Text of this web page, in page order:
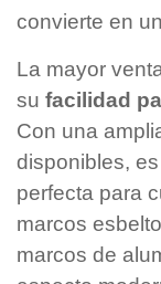
convierte en
La mayor
su facilidad
Con una
disponibles,
perfecta para
marcos
marcos de